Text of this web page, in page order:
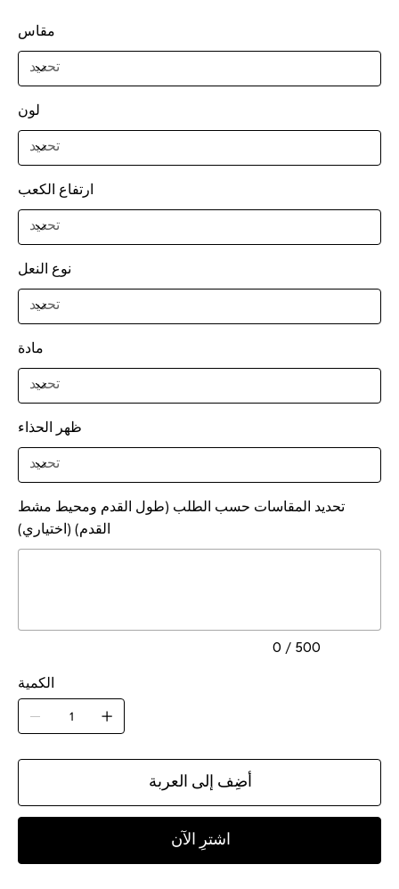
مقاس
لون
ارتفاع الكعب
نوع النعل
مادة
ظهر الحذاء
تحديد المقاسات حسب الطلب (طول القدم ومحيط مشط
القدم) (اختياري)
0 / 500
الكمية
أضِف إلى العربة
اشترِ الآن